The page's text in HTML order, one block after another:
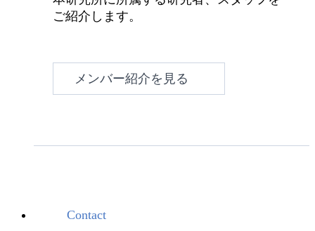
ご紹介します。
メンバー紹介を見る
Contact